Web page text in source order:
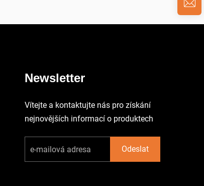
Newsletter
Vítejte a kontaktujte nás pro získání
nejnovějších informací o produktech
Odeslat